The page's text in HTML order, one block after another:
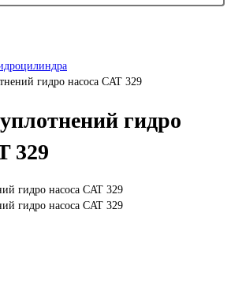
гидро насоса CAT 329
гидро
329